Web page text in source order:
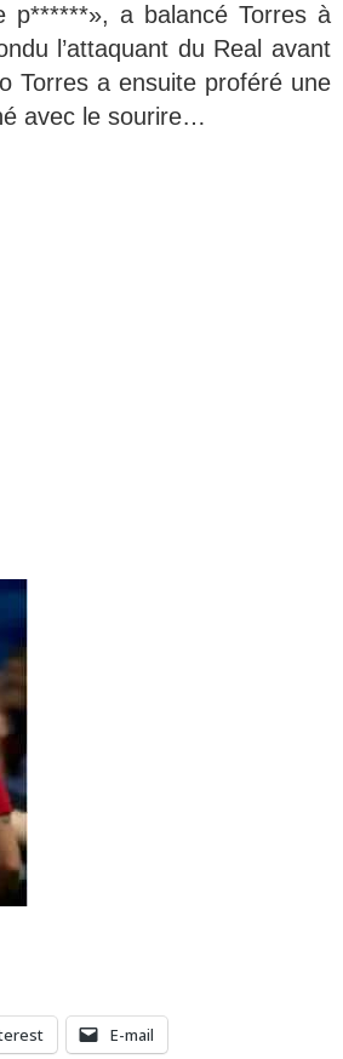
p******», a balancé Torres à
l’attaquant du Real avant
Torres a ensuite proféré une
avec le sourire…
E-mail